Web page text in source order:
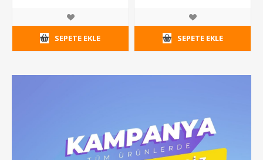
SEPETE EKLE SEPETE EKLE